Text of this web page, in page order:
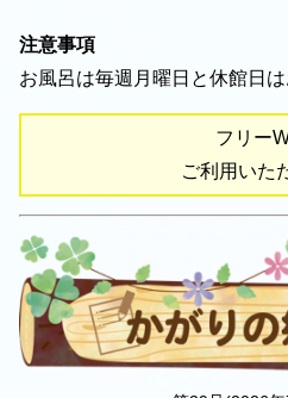
注意事項
お風呂は毎週月曜日と休館日
フリー
ご利用いた